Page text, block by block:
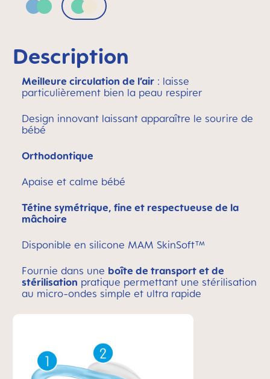
Blue & GreenGreen & Neutral
Description
Meilleure circulation de l’air : laisse
particulièrement bien la peau respirer
Design innovant laissant apparaître le sourire de
bébé
Orthodontique
Apaise et calme bébé
Tétine symétrique, fine et respectueuse de la
mâchoire
Disponible en silicone MAM SkinSoft™
Fournie dans une boîte de transport et de
stérilisation pratique permettant une stérilisation
au micro-ondes simple et ultra rapide